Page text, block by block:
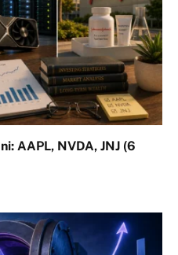
AAPL, NVDA, JNJ (6